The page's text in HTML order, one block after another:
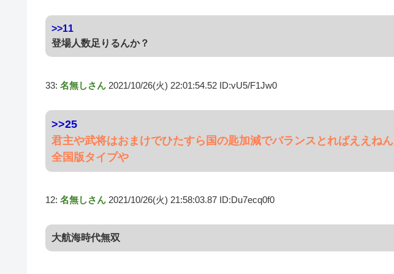
>>11
登場人数足りるんか？
33: 名無しさん 2021/10/26(火) 22:01:54.52 ID:vU5/F1Jw0
>>25
君主や武将はおまけでひたすら国の匙加減でバランスとればええねん
全国版タイプや
12: 名無しさん 2021/10/26(火) 21:58:03.87 ID:Du7ecq0f0
大航海時代無双